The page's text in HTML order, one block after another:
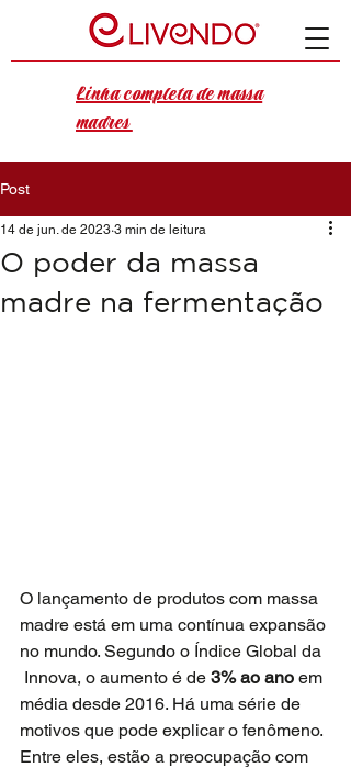
Linha completa de massa
madres
Post
O poder da massa
madre na fermentação
14 de jun. de 2023 3 min de leitura
O lançamento de produtos com massa
madre está em uma contínua expansão
no mundo. Segundo o Índice Global da
Innova, o aumento é de 3% ao ano em
média desde 2016. Há uma série de
motivos que pode explicar o fenômeno.
Entre eles, estão a preocupação com